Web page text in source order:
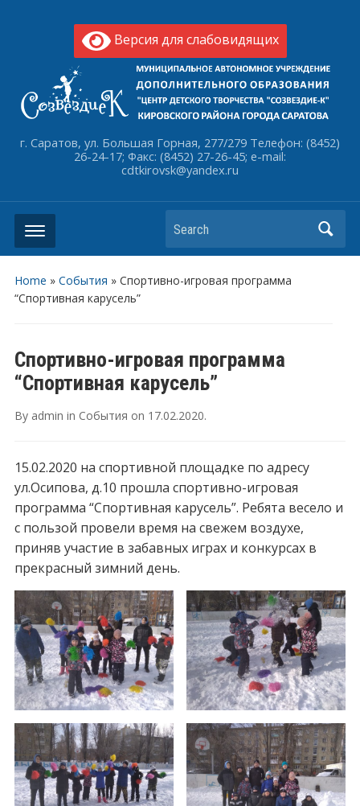
Версия для слабовидящих
г. Саратов, ул. Большая Горная, 277/279 Телефон: (8452)
26-24-17; Факс: (8452) 27-26-45; e-mail:
cdtkirovsk@yandex.ru
Search
Home » События » Спортивно-игровая программа
“Спортивная карусель”
Спортивно-игровая программа
“Спортивная карусель”
By admin in События on 17.02.2020.
15.02.2020 на спортивной площадке по адресу
ул.Осипова, д.10 прошла спортивно-игровая
программа “Спортивная карусель”. Ребята весело и
с пользой провели время на свежем воздухе,
приняв участие в забавных играх и конкурсах в
прекрасный зимний день.